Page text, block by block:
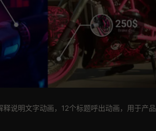
说明文字动画，12个标题呼出动画，用于产